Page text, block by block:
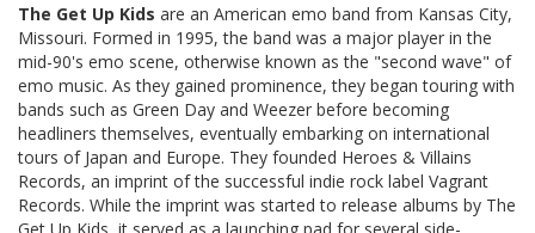
The Get Up Kids are an American emo band from Kansas City,
Missouri. Formed in 1995, the band was a major player in the
mid-90's emo scene, otherwise known as the "second wave" of
emo music. As they gained prominence, they began touring with
bands such as Green Day and Weezer before becoming
headliners themselves, eventually embarking on international
tours of Japan and Europe. They founded Heroes & Villains
Records, an imprint of the successful indie rock label Vagrant
Records. While the imprint was started to release albums by The